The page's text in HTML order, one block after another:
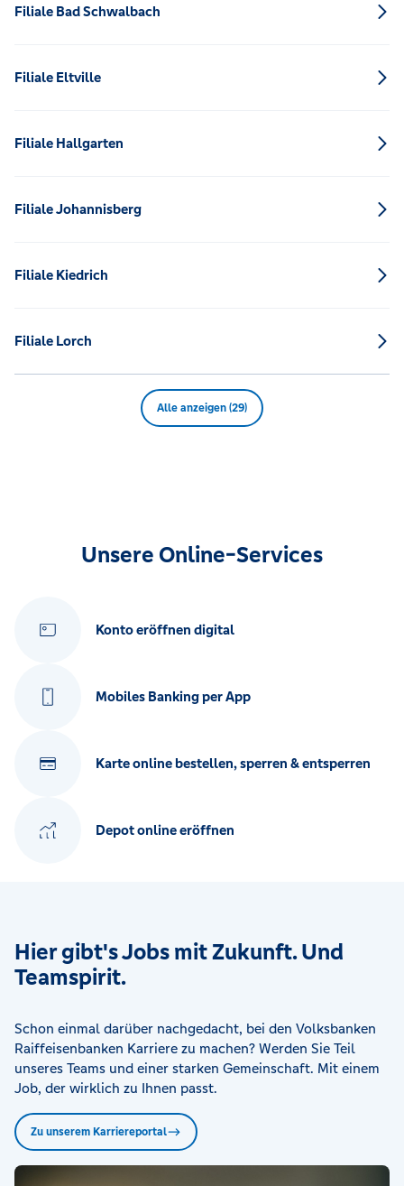
Filiale Bad Schwalbach
Filiale Eltville
Filiale Hallgarten
Filiale Johannisberg
Filiale Kiedrich
Filiale Lorch
Alle anzeigen (29)
Unsere Online-Services
Konto eröffnen digital
Mobiles Banking per App
Karte online bestellen, sperren & entsperren
Depot online eröffnen
Hier gibt's Jobs mit Zukunft. Und
Teamspirit.
Schon einmal darüber nachgedacht, bei den Volksbanken
Raiffeisenbanken Karriere zu machen? Werden Sie Teil
unseres Teams und einer starken Gemeinschaft. Mit einem
Job, der wirklich zu Ihnen passt.
Zu unserem Karriereportal